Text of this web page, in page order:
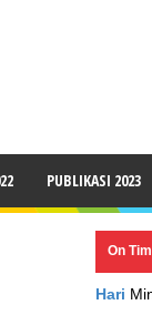
PUBLIKASI 2023
On
Hari